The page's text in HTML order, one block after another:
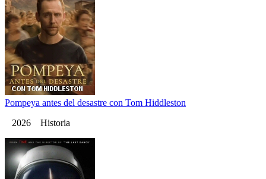
Pompeya antes del desastre con Tom Hiddleston
2026 Historia